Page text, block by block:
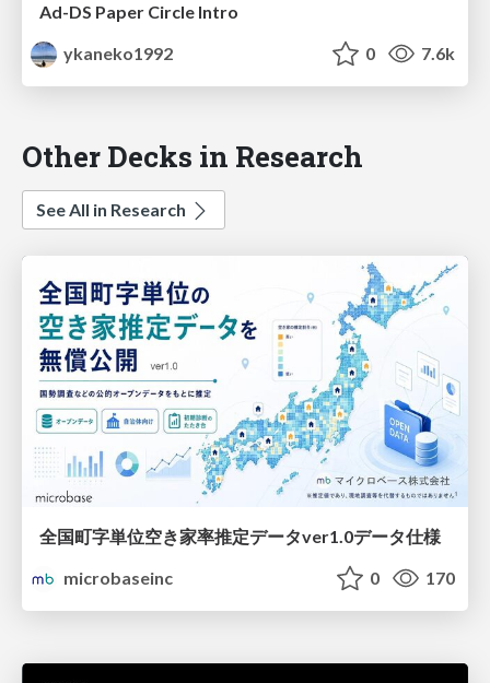
Ad-DS Paper Circle Intro
ykaneko1992
0 7.6k
Other Decks in Research
See All in Research
全国町字単位空き家率推定データver1.0データ仕様
microbaseinc
0 170